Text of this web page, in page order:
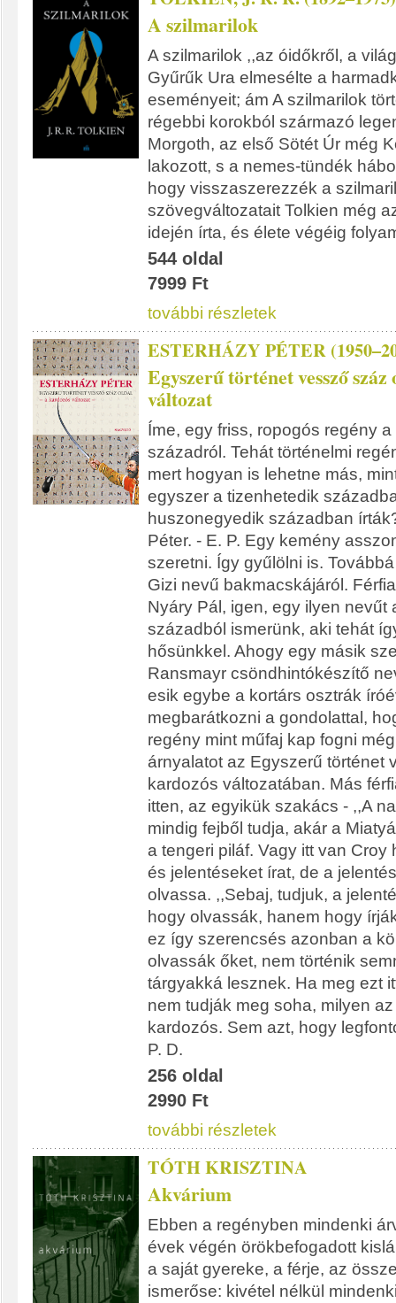
A szilmarilok
A szilmarilok ,,az óidőkről, a
Gyűrűk Ura elmesélte a
eseményeit; ám A szilmarilok
régebbi korokból származó
Morgoth, az első Sötét Úr még
lakozott, s a nemes-tündék
hogy visszaszerezzék a
szövegváltozatait Tolkien még
idején írta, és élete végéig
544 oldal
7999 Ft
további részletek
ESTERHÁZY PÉTER
Egyszerű történet vessző
változat
Íme, egy friss, ropogós regény
századról. Tehát történelmi
mert hogyan is lehetne más,
egyszer a tizenhetedik
huszonegyedik században
Péter. - E. P. Egy kemény
szeretni. Így gyűlölni is.
Gizi nevű bakmacskájáról.
Nyáry Pál, igen, egy ilyen nevűt
századból ismerünk, aki tehát
hősünkkel. Ahogy egy másik
Ransmayr csöndhintókészítő
esik egybe a kortárs osztrák
megbarátkozni a gondolattal,
regény mint műfaj kap fogni
árnyalatot az Egyszerű történet
kardozós változatában. Más
itten, az egyikük szakács - ,,A
mindig fejből tudja, akár a
a tengeri piláf. Vagy itt van Croy
és jelentéseket írat, de a
olvassa. ,,Sebaj, tudjuk, a
hogy olvassák, hanem hogy
ez így szerencsés azonban a
olvassák őket, nem történik
tárgyakká lesznek. Ha meg ezt
nem tudják meg soha, milyen
kardozós. Sem azt, hogy
P. D.
256 oldal
2990 Ft
további részletek
TÓTH KRISZTINA
Akvárium
Ebben a regényben mindenki
évek végén örökbefogadott
a saját gyereke, a férje, az
ismerőse: kivétel nélkül